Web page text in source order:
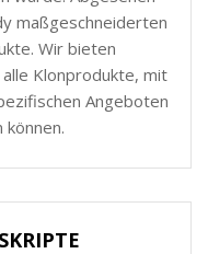
maßgeschneiderten
Wir bieten
Klonprodukte, mit
Angeboten